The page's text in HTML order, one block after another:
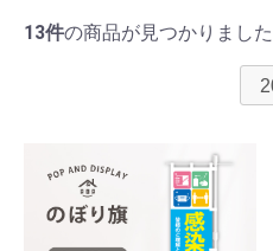
13件の商品が見つかりました